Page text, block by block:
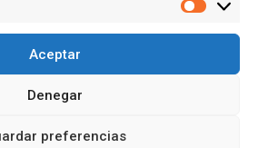
Aceptar
Denegar
preferencias